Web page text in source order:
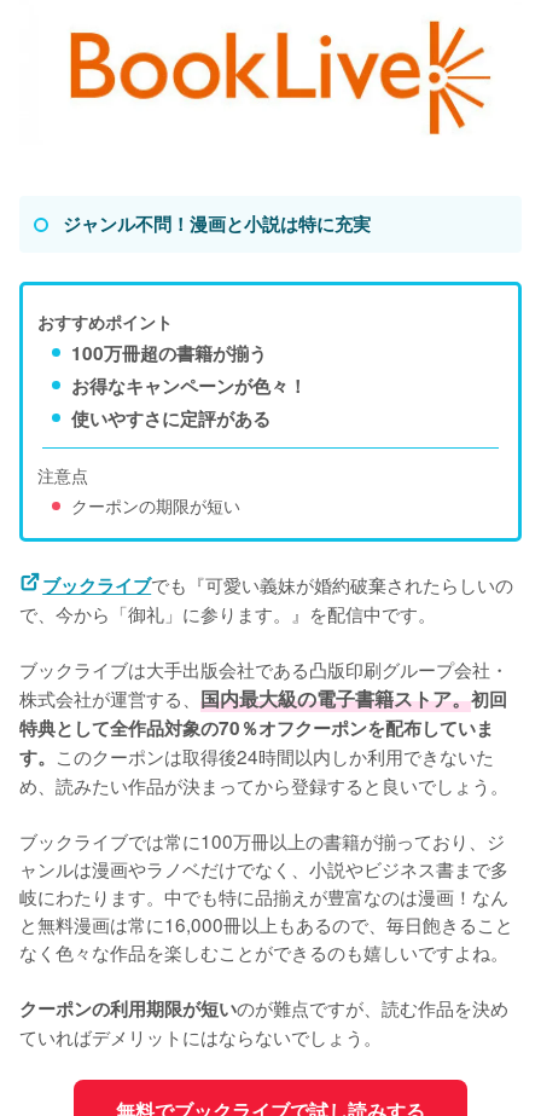
ジャンル不問！漫画と小説は特に充実
おすすめポイント
100万冊超の書籍が揃う
お得なキャンペーンが色々！
使いやすさに定評がある
注意点
クーポンの期限が短い
ブックライブでも『可愛い義妹が婚約破棄されたらしいの
で、今から「御礼」に参ります。』を配信中です。
ブックライブは大手出版会社である凸版印刷グループ会社・
株式会社が運営する、 国内最大級の電子書籍ストア。初回
特典として全作品対象の70％オフクーポンを配布していま
す。 このクーポンは取得後24時間以内しか利用できないた
め、読みたい作品が決まってから登録すると良いでしょう。
ブックライブでは常に100万冊以上の書籍が揃っており、ジ
ャンルは漫画やラノベだけでなく、小説やビジネス書まで多
岐にわたります。中でも特に品揃えが豊富なのは漫画！なん
と無料漫画は常に16,000冊以上もあるので、毎日飽きること
なく色々な作品を楽しむことができるのも嬉しいですよね。
クーポンの利用期限が短いのが難点ですが、読む作品を決め
ていればデメリットにはならないでしょう。